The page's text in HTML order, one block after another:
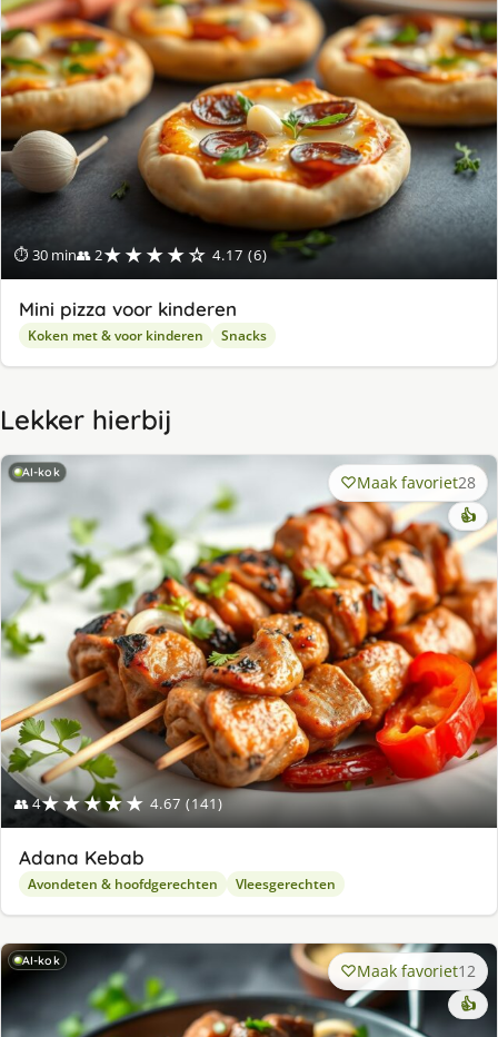
⏱ 30 min👥 2★★★★☆ 4.17 (6)
Mini pizza voor kinderen
Koken met & voor kinderen Snacks
Lekker hierbij
AI-kok
👥 4★★★★★ 4.67 (141)
Maak favoriet28
👍
Adana Kebab
Avondeten & hoofdgerechten Vleesgerechten
AI-kok Maak favoriet12
👍